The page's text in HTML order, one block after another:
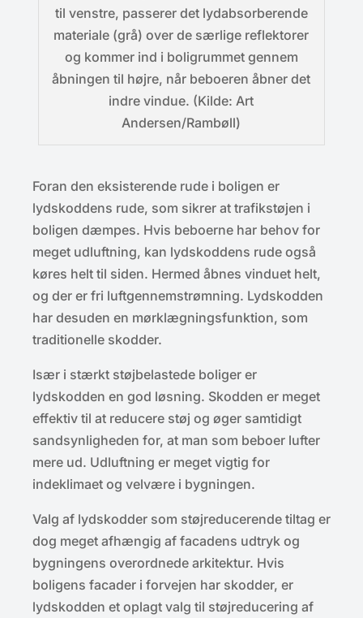
til venstre, passerer det lydabsorberende
materiale (grå) over de særlige reflektorer
og kommer ind i boligrummet gennem
åbningen til højre, når beboeren åbner det
indre vindue. (Kilde: Art
Andersen/Rambøll)
Foran den eksisterende rude i boligen er
lydskoddens rude, som sikrer at trafikstøjen i
boligen dæmpes. Hvis beboerne har behov for
meget udluftning, kan lydskoddens rude også
køres helt til siden. Hermed åbnes vinduet helt,
og der er fri luftgennemstrømning. Lydskodden
har desuden en mørklægningsfunktion, som
traditionelle skodder.
Især i stærkt støjbelastede boliger er
lydskodden en god løsning. Skodden er meget
effektiv til at reducere støj og øger samtidigt
sandsynligheden for, at man som beboer lufter
mere ud. Udluftning er meget vigtig for
indeklimaet og velvære i bygningen.
Valg af lydskodder som støjreducerende tiltag er
dog meget afhængig af facadens udtryk og
bygningens overordnede arkitektur. Hvis
boligens facader i forvejen har skodder, er
lydskodden et oplagt valg til støjreducering af